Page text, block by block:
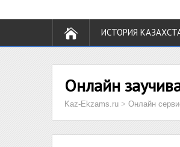
ИСТОРИЯ
Онлайн
Kaz-Ekzams.ru > Онлайн